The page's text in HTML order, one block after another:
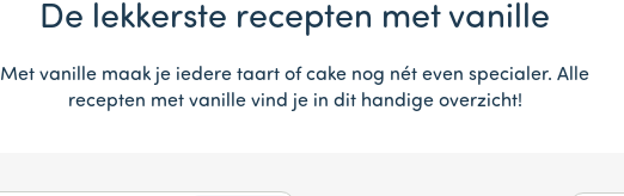
De lekkerste recepten met vanille
Met vanille maak je iedere taart of cake nog nét even specialer. Alle
recepten met vanille vind je in dit handige overzicht!